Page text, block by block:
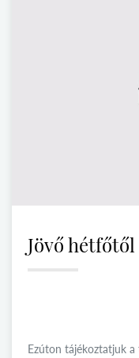
Jövő
Ezúton tájékoztatjuk